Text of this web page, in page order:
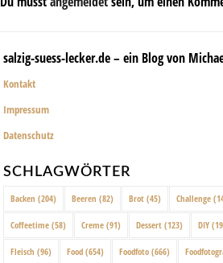
salzig-suess-lecker.de – ein Blog von
Kontakt
Impressum
Datenschutz
SCHLAGWÖRTER
Backen (204) Beeren (82) Brot (45) Challenge
Coffeetime (58) Creme (91) Dessert (123) DIY
Fleisch (96) Food (654) Foodfoto (666)